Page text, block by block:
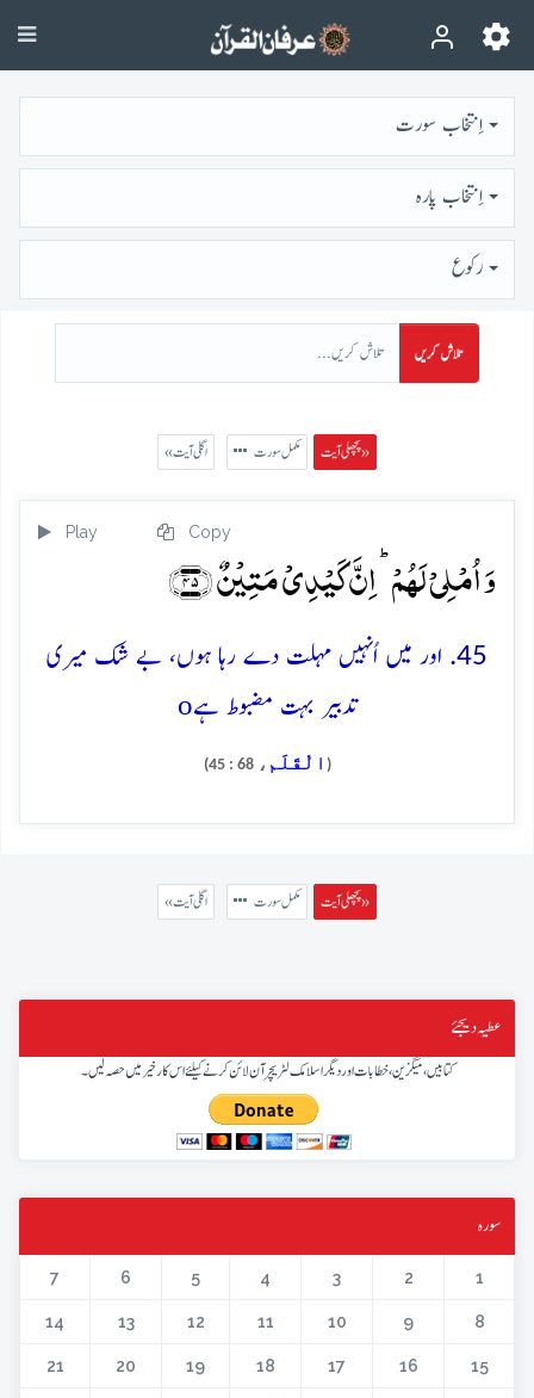
اِنتخاب سورت
اِنتخاب پارہ
رُكوع
تلاش کریں
پچھلی آیت » مکمل سورت « اگلی آیت
Play Copy
وَ اُمۡلِیۡ لَہُمۡ ؕ اِنَّ کَیۡدِیۡ مَتِیۡنٌ ﴿۴۵﴾
45. اور میں اُنہیں مہلت دے رہا ہوں، بے شک میری
تدبیر بہت مضبوط ہےo
( الْقَلَم ، 68 : 45)
پچھلی آیت » مکمل سورت « اگلی آیت
عطیہ دیجئے
کتابیں، میگزین، خطابات اور دیگر اسلامک لٹریچر آن لائن کرنے کیلئے اس کار خیر میں حصہ لیں۔
سورہ
1
2
3
4
5
6
7
8
9
10
11
12
13
14
15
16
17
18
19
20
21